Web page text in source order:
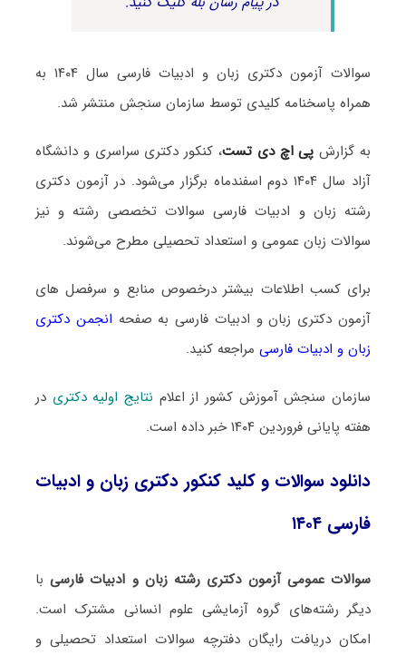
سوالات آزمون دکتری زبان و ادبیات فارسی سال ۱۴۰۴ به
همراه پاسخنامه کلیدی توسط سازمان سنجش منتشر شد.
به گزارشپی اچ دی تست، کنکور دکتری سراسری و دانشگاه
آزاد سال ۱۴۰۴ دوم اسفندماه برگزار می‌شود. در آزمون دکتری
رشته زبان و ادبیات فارسی سوالات تخصصی رشته و نیز
سوالات زبان عمومی و استعداد تحصیلی مطرح می‌شوند.
برای کسب اطلاعات بیشتر درخصوص منابع و سرفصل های
آزمون دکتری زبان و ادبیات فارسی به صفحه انجمن دکتری
زبان و ادبیات فارسیمراجعه کنید.
سازمان سنجش آموزش کشور از اعلام نتایج اولیه دکتری در
هفته پایانی فروردین ۱۴۰۴ خبر داده است.
دانلود سوالات و کلید کنکور دکتری زبان و ادبیات
فارسی ۱۴۰۴
سوالات عمومی آزمون دکتری رشته زبان و ادبیات فارسیبا
دیگر رشته‌های گروه آزمایشی علوم انسانی مشترک است.
امکان دریافت رایگان دفترچه سوالات استعداد تحصیلی و